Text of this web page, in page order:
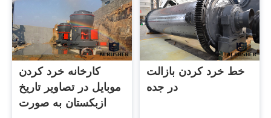
کارخانه خرد کردن
موبایل در تصاویر تاریخ
ازبکستان به صورت
خط خرد کردن بازالت
در جده